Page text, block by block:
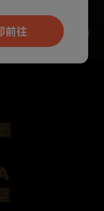
开App新用
前往